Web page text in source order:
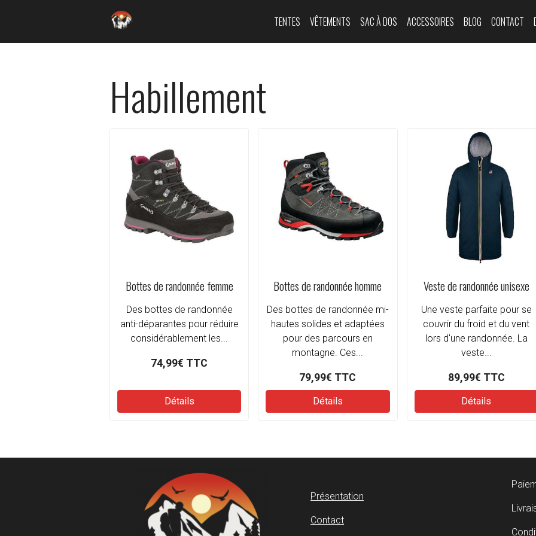
TENTES VÊTEMENTS SAC À DOS ACCESSOIRES BLOG CONTACT
Habillement
Bottes de randonnée femme
Des bottes de randonnée
anti-déparantes pour réduire
considérablement les...
74,99€ TTC
Détails
Bottes de randonnée homme
Des bottes de randonnée mi-
hautes solides et adaptées
pour des parcours en
montagne. Ces...
79,99€ TTC
Détails
Veste de randonnée unisexe
Une veste parfaite pour se
couvrir du froid et du vent
lors d'une randonnée. La
veste...
89,99€ TTC
Détails
Présentation
Contact